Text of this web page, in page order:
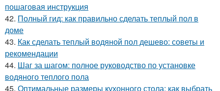
пошаговая инструкция
42. Полный гид: как правильно сделать теплый пол в
доме
43. Как сделать теплый водяной пол дешево: советы и
рекомендации
44. Шаг за шагом: полное руководство по установке
водяного теплого пола
45. Оптимальные размеры кухонного стола: как выбрать